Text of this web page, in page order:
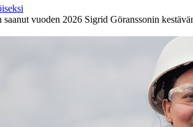
vuoden 2026 Sigrid Göranssonin